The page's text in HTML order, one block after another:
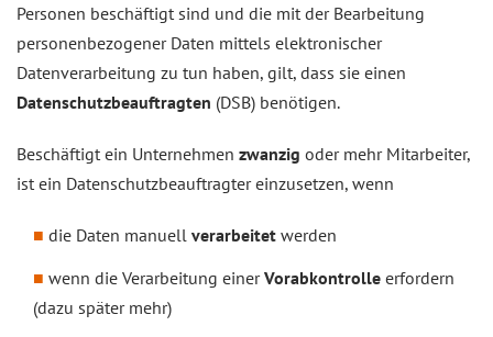
Personen beschäftigt sind und die mit der Bearbeitung
personenbezogener Daten mittels elektronischer
Datenverarbeitung zu tun haben, gilt, dass sie einen
Datenschutzbeauftragten (DSB) benötigen.
Beschäftigt ein Unternehmen zwanzig oder mehr Mitarbeiter,
ist ein Datenschutzbeauftragter einzusetzen, wenn
die Daten manuell verarbeitet werden
wenn die Verarbeitung einerVorabkontrolle erfordern
(dazu später mehr)